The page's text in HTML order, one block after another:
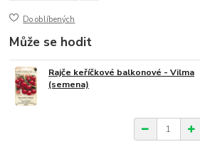
Do oblíbených
Může se hodit
Rajče keříčkové balkonové - Vilma
(semena)